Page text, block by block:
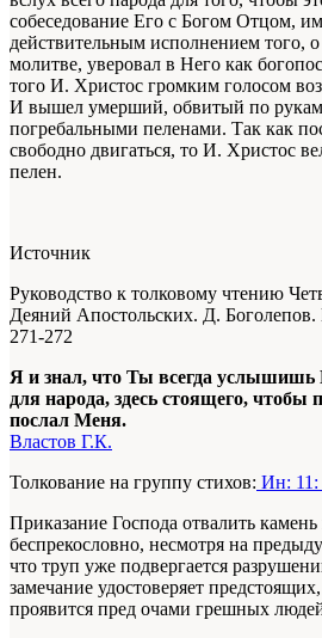
собеседование Его с Богом Отцом,
действительным исполнением того,
молитве, уверовал в Него как
того И. Христос громким голосом
И вышел умерший, обвитый по
погребальными пеленами. Так как
свободно двигаться, то И. Христос
пелен.
Источник
Руководство к толковому чтению
Деяний Апостольских. Д.
271-272
Я и знал, что Ты всегда услышишь
для народа, здесь стоящего, чтобы
послал Меня.
Властов Г.К.
Толкование на группу стихов: Ин: 11:
Приказание Господа отвалить камень
беспрекословно, несмотря на
что труп уже подвергается
замечание удостоверяет
проявится пред очами грешных